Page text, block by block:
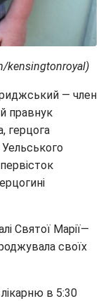
kensingtonroyal)
— член
правнук
герцога
Святої Марії—
своїх
в 5:30